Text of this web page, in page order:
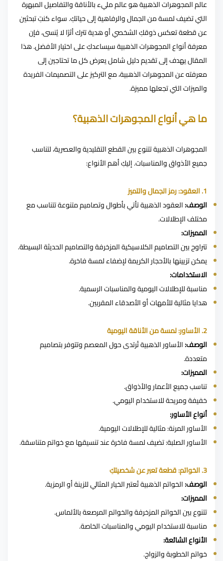
عالم المجوهرات الذهبية هو عالم مليء بالأناقة والتفاصيل المبهرة
التي تضيف لمسة من الجمال والرفاهية إلى حياتكِ. سواء كنتِ تبحثين
عن قطعة تعكس ذوقكِ الشخصي أو هدية تترك أثرًا لا يُنسى، فإن
معرفة أنواع المجوهرات الذهبية سيساعدكِ على اختيار الأفضل. هذا
المقال يهدف إلى تقديم دليل شامل يعرض كل ما تحتاجين إلى
معرفته عن المجوهرات الذهبية، مع التركيز على التصميمات الفريدة
والميزات التي تجعلها مميزة.
ما هي أنواع المجوهرات الذهبية؟
المجوهرات الذهبية تتنوع بين القطع التقليدية والعصرية، لتناسب
جميع الأذواق والمناسبات. إليكِ أهم الأنواع:
1. العقود: رمز الجمال والتميز
الوصف:العقود الذهبية تأتي بأطوال وتصاميم متنوعة تتناسب مع
مختلف الإطلالات.
المميزات:
تتراوح بين التصاميم الكلاسيكية المزخرفة والتصاميم الحديثة البسيطة.
يمكن تزيينها بالأحجار الكريمة لإضفاء لمسة فاخرة.
الاستخدامات:
مناسبة للإطلالات اليومية والمناسبات الرسمية.
هدايا مثالية للأمهات أو الأصدقاء المقربين.
2. الأساور: لمسة من الأناقة اليومية
الوصف:الأساور الذهبية تُرتدى حول المعصم وتتوفر بتصاميم
متعددة.
المميزات:
تناسب جميع الأعمار والأذواق.
خفيفة ومريحة للاستخدام اليومي.
أنواع الأساور:
الأساور المرنة: مثالية للإطلالات اليومية.
الأساور الصلبة: تضيف لمسة فاخرة عند تنسيقها مع خواتم متناسقة.
3. الخواتم: قطعة تعبر عن شخصيتكِ
الوصف:الخواتم الذهبية تُعتبر الخيار المثالي للزينة أو الرمزية.
المميزات:
تتنوع بين الخواتم المزخرفة والخواتم المرصعة بالألماس.
مناسبة للاستخدام اليومي والمناسبات الخاصة.
الأنواع الشائعة:
خواتم الخطوبة والزواج.